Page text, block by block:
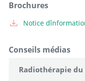
Brochures
Notice
Conseils médias
Radiothérapie